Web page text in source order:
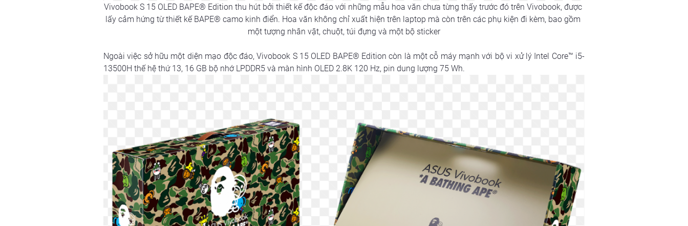
Vivobook S 15 OLED BAPE® Edition thu hút bởi thiết kế độc đáo với những mẫu hoa văn chưa từng thấy trước đó trên Vivobook, được
lấy cảm hứng từ thiết kế BAPE® camo kinh điển. Hoa văn không chỉ xuất hiện trên laptop mà còn trên các phụ kiện đi kèm, bao gồm
một tượng nhân vật, chuột, túi đựng và một bộ sticker
Ngoài việc sở hữu một diện mạo độc đáo, Vivobook S 15 OLED BAPE® Edition còn là một cỗ máy mạnh với bộ vi xử lý Intel Core™ i5-
13500H thế hệ thứ 13, 16 GB bộ nhớ LPDDR5 và màn hình OLED 2.8K 120 Hz, pin dung lượng 75 Wh.